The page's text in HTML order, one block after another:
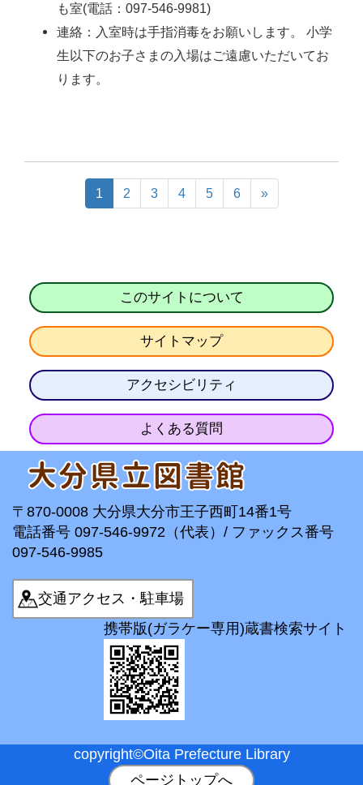
も室(電話：097-546-9981)
連絡：入室時は手指消毒をお願いします。 小学
生以下のお子さまの入場はご遠慮いただいてお
ります。
1 2 3 4 5 6 »
このサイトについて
サイトマップ
アクセシビリティ
よくある質問
〒870-0008 大分県大分市王子西町14番1号
電話番号 097-546-9972（代表）/ ファックス番号
097-546-9985
交通アクセス・駐車場
携帯版(ガラケー専用)蔵書検索サイト
copyright©Oita Prefecture Library
ページトップへ